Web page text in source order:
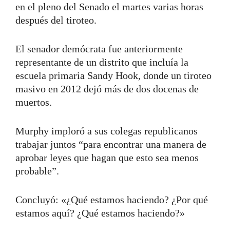
en el pleno del Senado el martes varias horas
después del tiroteo.
El senador demócrata fue anteriormente
representante de un distrito que incluía la
escuela primaria Sandy Hook, donde un tiroteo
masivo en 2012 dejó más de dos docenas de
muertos.
Murphy imploró a sus colegas republicanos
trabajar juntos “para encontrar una manera de
aprobar leyes que hagan que esto sea menos
probable”.
Concluyó: «¿Qué estamos haciendo? ¿Por qué
estamos aquí? ¿Qué estamos haciendo?»